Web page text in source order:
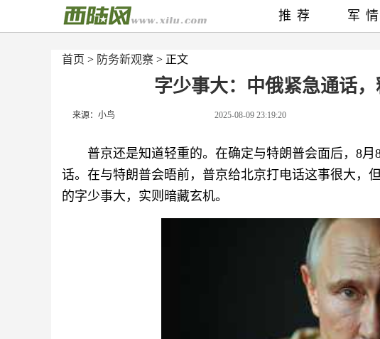
首页 > 防务新观察 > 正文
字少事大：中俄紧急通话，
来源：小鸟 2025-08-09 23:19:20
普京还是知道轻重的。在确定与特朗普会面后，8
话。在与特朗普会晤前，普京给北京打电话这事很大，
的字少事大，实则暗藏玄机。
推荐 军情